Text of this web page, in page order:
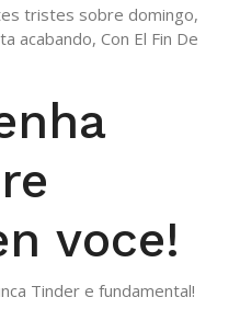
tristes sobre domingo,
acabando, Con El Fin De
voce!
Tinder e fundamental!